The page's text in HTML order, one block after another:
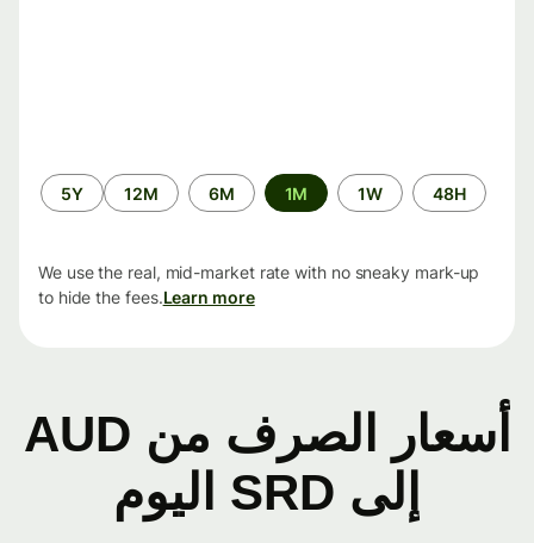
الفترة
الزمنية
48H
1W
1M
6M
12M
5Y
We use the real, mid-market rate with no sneaky mark-up
to hide the fees.Learn more
أسعار الصرف من AUD
إلى SRD اليوم